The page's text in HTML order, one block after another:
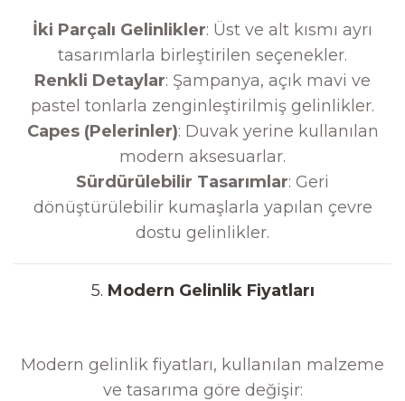
İki Parçalı Gelinlikler: Üst ve alt kısmı ayrı
tasarımlarla birleştirilen seçenekler.
Renkli Detaylar: Şampanya, açık mavi ve
pastel tonlarla zenginleştirilmiş gelinlikler.
Capes (Pelerinler): Duvak yerine kullanılan
modern aksesuarlar.
Sürdürülebilir Tasarımlar: Geri
dönüştürülebilir kumaşlarla yapılan çevre
dostu gelinlikler.
5. Modern Gelinlik Fiyatları
Modern gelinlik fiyatları, kullanılan malzeme
ve tasarıma göre değişir: